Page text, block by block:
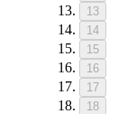
13
14
15
16
17
18